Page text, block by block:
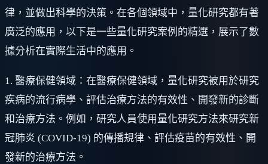
律，並做出科學的決策。在各個領域中，量化研究都有著
廣泛的應用，以下是一些量化研究案例的精選，展示了數
據分析在實際生活中的應用。
1. 醫療保健領域：在醫療保健領域，量化研究被用於研究
疾病的流行病學、評估治療方法的有效性、開發新的診斷
和治療方法。例如，研究人員使用量化研究方法來研究新
冠肺炎 (COVID-19) 的傳播規律、評估疫苗的有效性、開
發新的治療方法。